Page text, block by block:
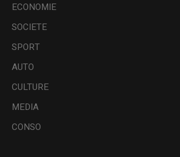
ECONOMIE
SOCIETE
SPORT
AUTO
CULTURE
MEDIA
CONSO